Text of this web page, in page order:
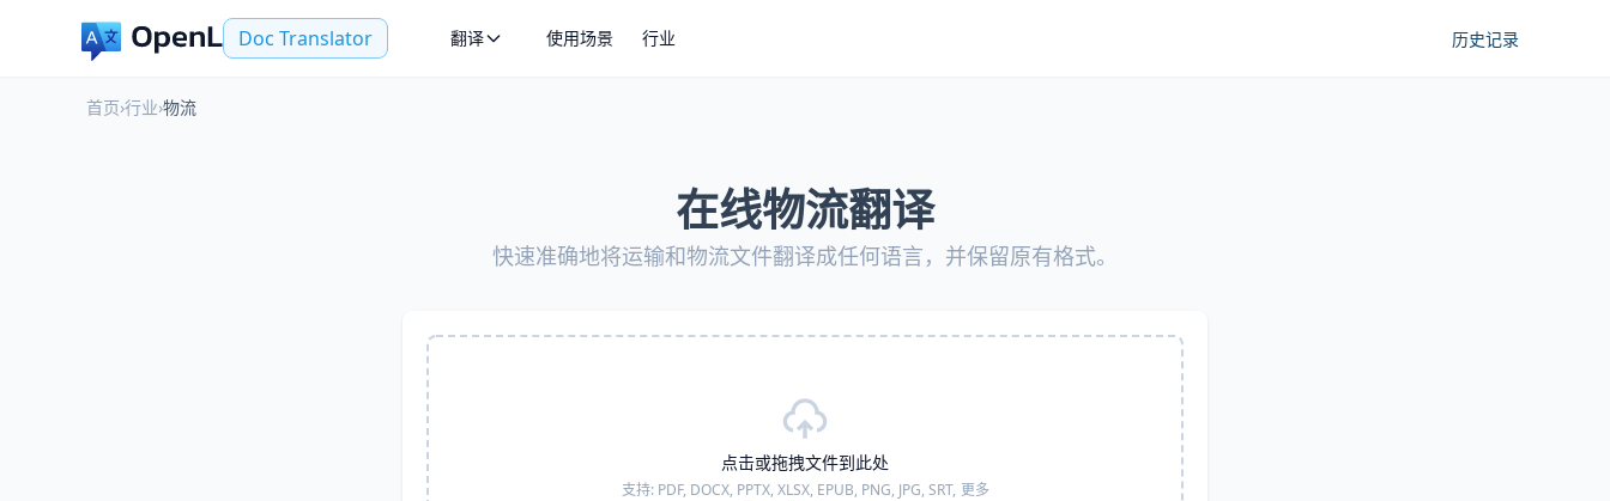
Doc Translator 翻译 使用场景 行业 历史记录
首页›行业›物流
在线物流翻译
快速准确地将运输和物流文件翻译成任何语言，并保留原有格式。
点击或拖拽文件到此处
支持: PDF, DOCX, PPTX, XLSX, EPUB, PNG, JPG, SRT, 更多